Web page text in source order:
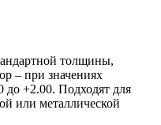
толщины,
– при значениях
до +2.00. Подходят для
или металлической